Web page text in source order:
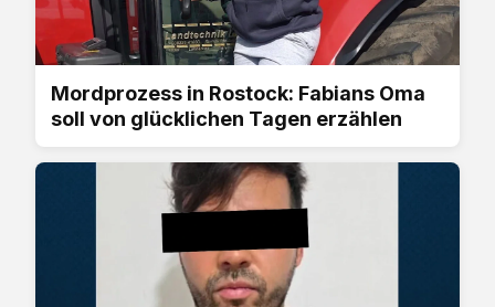
Mordprozess in Rostock: Fabians Oma
soll von glücklichen Tagen erzählen